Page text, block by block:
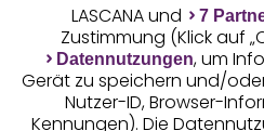
Auszeichnungen
LASCANA und 7
Zustimmung (Klick auf
Datennutzungen, um
Gerät zu speichern und/
Nutzer-ID, Browser-
Kennungen). Die